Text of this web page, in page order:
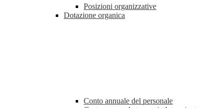
Posizioni organizzative
Dotazione organica
Conto annuale del personale